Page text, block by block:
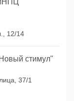
12/14
стимул"
37/1